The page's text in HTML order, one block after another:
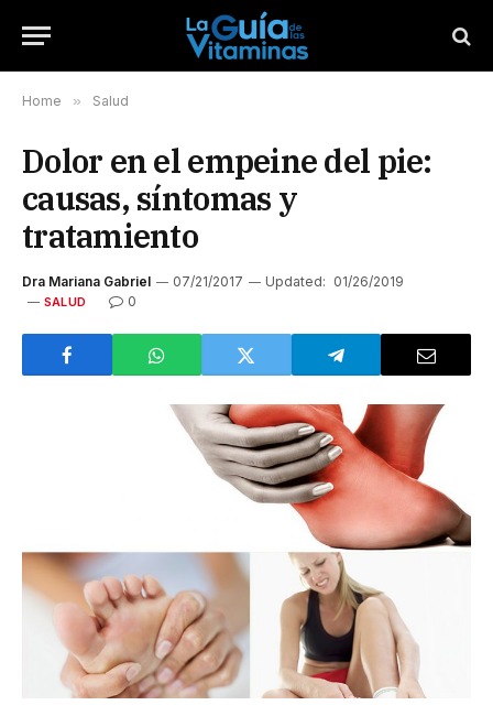
Home » Salud
Dolor en el empeine del pie:
causas, síntomas y
tratamiento
Dra Mariana Gabriel 07/21/2017 Updated: 01/26/2019
SALUD 0